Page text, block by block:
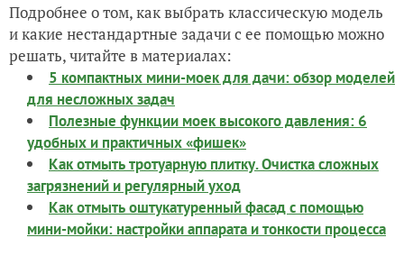
Подробнее о том, как выбрать классическую модель
и какие нестандартные задачи с ее помощью можно
решать, читайте в материалах:
5 компактных мини-моек для дачи: обзор моделей
для несложных задач
Полезные функции моек высокого давления: 6
удобных и практичных «фишек»
Как отмыть тротуарную плитку. Очистка сложных
загрязнений и регулярный уход
Как отмыть оштукатуренный фасад с помощью
мини-мойки: настройки аппарата и тонкости процесса